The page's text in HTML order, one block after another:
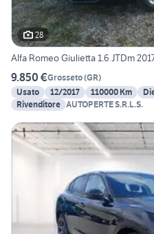
28
Alfa Romeo Giulietta 1.6 JTDm
9.850 €Grosseto(GR)
Usato
12/2017 110000 Km
Rivenditore AUTOPERTE S.R.L.S.